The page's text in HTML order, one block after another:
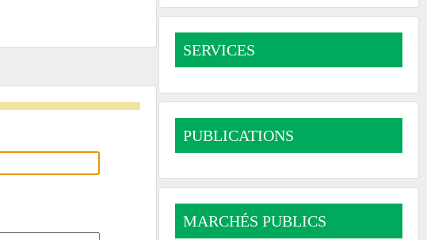
SERVICES
PUBLICATIONS
MARCHÉS PUBLICS